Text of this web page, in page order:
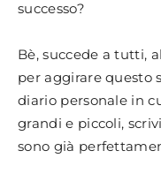
successo?
Bè, succede a tutti,
per aggirare questo
diario personale in
grandi e piccoli,
sono già